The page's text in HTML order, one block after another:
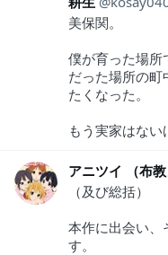
美保関。
僕が育った場所
だった場所の町
たくなった。
もう実家はない
（及び総括）
本作に出会い、
す。